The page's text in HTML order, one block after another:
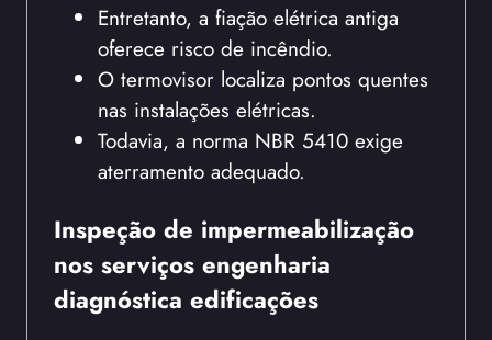
Entretanto, a fiação elétrica antiga
oferece risco de incêndio.
O termovisor localiza pontos quentes
nas instalações elétricas.
Todavia, a norma NBR 5410 exige
aterramento adequado.
Inspeção de impermeabilização
nos serviços engenharia
diagnóstica edificações